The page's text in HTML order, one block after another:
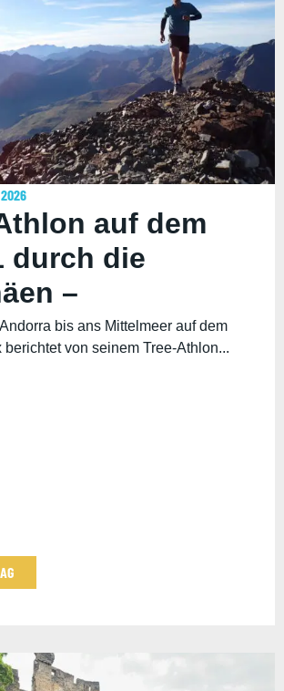
auf dem
durch die
–
von Felix
bis ans Mittelmeer auf dem
berichtet von seinem Tree-Athlon...